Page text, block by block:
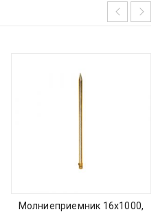
Молниеприемник 16х1000,